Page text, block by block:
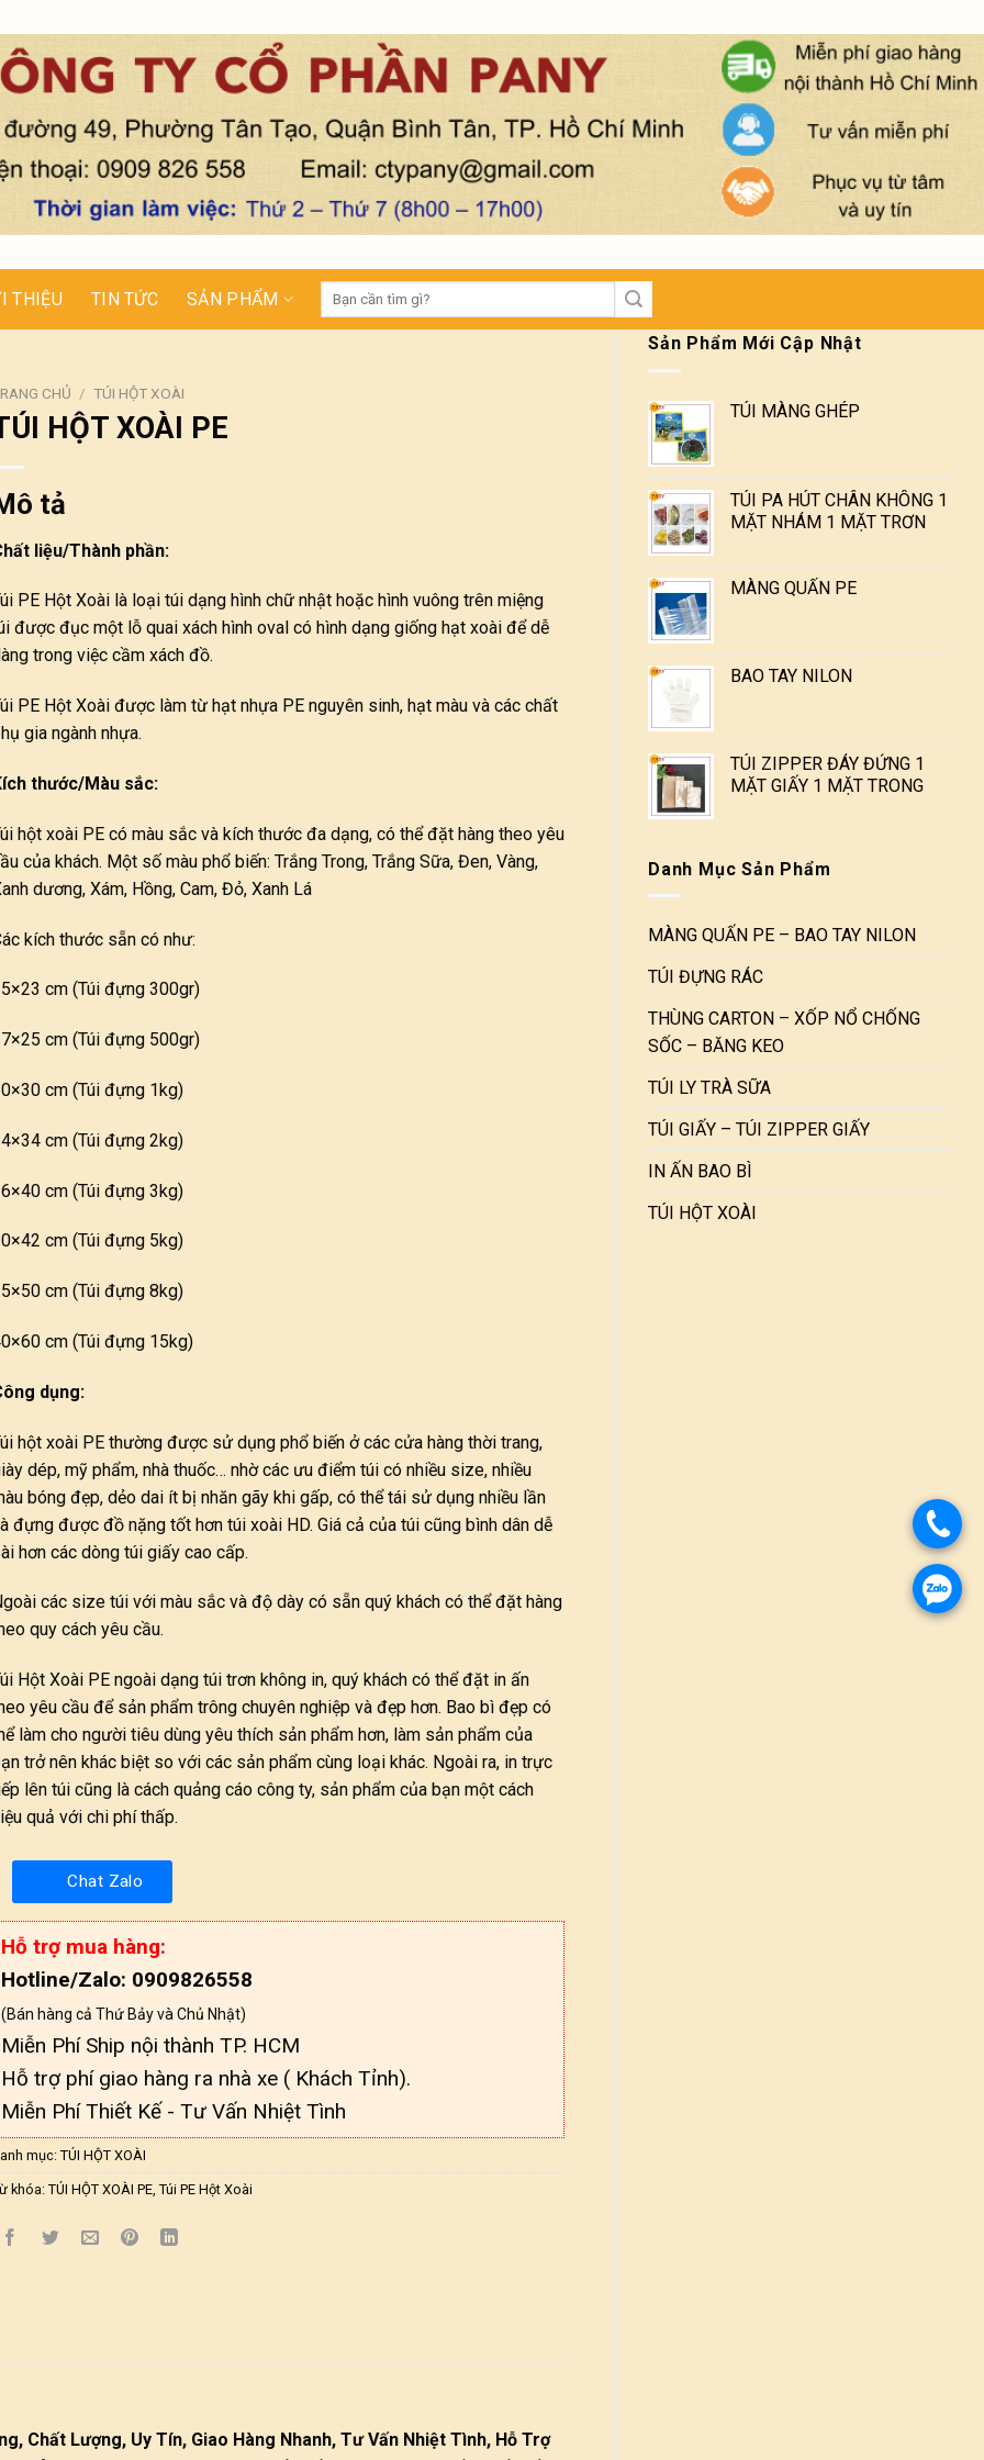
THIỆU TIN TỨC SẢN PHẨM
Tìm
Sản Phẩm Mới Cập Nhật
TÚI MÀNG GHÉP
TÚI PA HÚT CHÂN KHÔNG 1
MẶT NHÁM 1 MẶT TRƠN
MÀNG QUẤN PE
BAO TAY NILON
TÚI ZIPPER ĐÁY ĐỨNG 1
MẶT GIẤY 1 MẶT TRONG
Danh Mục Sản Phẩm
MÀNG QUẤN PE – BAO TAY NILON
TÚI ĐỰNG RÁC
THÙNG CARTON – XỐP NỔ CHỐNG
SỐC – BĂNG KEO
TÚI LY TRÀ SỮA
TÚI GIẤY – TÚI ZIPPER GIẤY
IN ẤN BAO BÌ
TÚI HỘT XOÀI
CHỦ / TÚI HỘT XOÀI
HỘT XOÀI PE
tả
liệu/Thành phần:
PE Hột Xoài là loại túi dạng hình chữ nhật hoặc hình vuông trên miệng
được đục một lỗ quai xách hình oval có hình dạng giống hạt xoài để dễ
trong việc cầm xách đồ.
PE Hột Xoài được làm từ hạt nhựa PE nguyên sinh, hạt màu và các chất
gia ngành nhựa.
thước/Màu sắc:
hột xoài PE có màu sắc và kích thước đa dạng, có thể đặt hàng theo yêu
của khách. Một số màu phổ biến: Trắng Trong, Trắng Sữa, Đen, Vàng,
dương, Xám, Hồng, Cam, Đỏ, Xanh Lá
kích thước sẵn có như:
cm (Túi đựng 300gr)
cm (Túi đựng 500gr)
cm (Túi đựng 1kg)
cm (Túi đựng 2kg)
cm (Túi đựng 3kg)
cm (Túi đựng 5kg)
cm (Túi đựng 8kg)
cm (Túi đựng 15kg)
dụng:
hột xoài PE thường được sử dụng phổ biến ở các cửa hàng thời trang,
dép, mỹ phẩm, nhà thuốc… nhờ các ưu điểm túi có nhiều size, nhiều
bóng đẹp, dẻo dai ít bị nhăn gãy khi gấp, có thể tái sử dụng nhiều lần
đựng được đồ nặng tốt hơn túi xoài HD. Giá cả của túi cũng bình dân dễ
hơn các dòng túi giấy cao cấp.
các size túi với màu sắc và độ dày có sẵn quý khách có thể đặt hàng
quy cách yêu cầu.
Hột Xoài PE ngoài dạng túi trơn không in, quý khách có thể đặt in ấn
yêu cầu để sản phẩm trông chuyên nghiệp và đẹp hơn. Bao bì đẹp có
làm cho người tiêu dùng yêu thích sản phẩm hơn, làm sản phẩm của
trở nên khác biệt so với các sản phẩm cùng loại khác. Ngoài ra, in trực
lên túi cũng là cách quảng cáo công ty, sản phẩm của bạn một cách
quả với chi phí thấp.
Chat Zalo
Hỗ trợ mua hàng:
Hotline/Zalo: 0909826558
(Bán hàng cả Thứ Bảy và Chủ Nhật)
Miễn Phí Ship nội thành TP. HCM
Hỗ trợ phí giao hàng ra nhà xe ( Khách Tỉnh).
Miễn Phí Thiết Kế - Tư Vấn Nhiệt Tình
mục:TÚI HỘT XOÀI
khóa:TÚI HỘT XOÀI PE, Túi PE Hột Xoài
Chất Lượng, Uy Tín, Giao Hàng Nhanh, Tư Vấn Nhiệt Tình, Hỗ Trợ